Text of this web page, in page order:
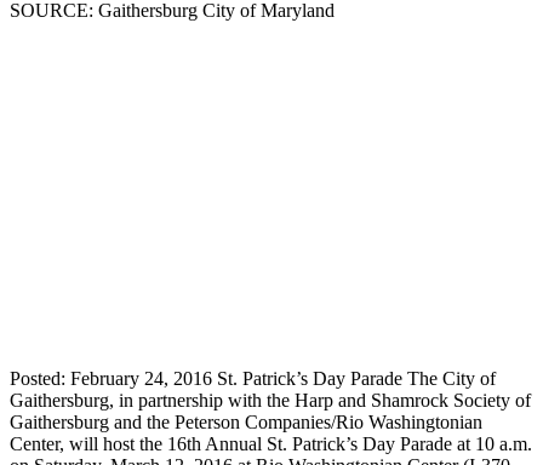
SOURCE: Gaithersburg City of Maryland
Posted: February 24, 2016 St. Patrick’s Day Parade The City of
Gaithersburg, in partnership with the Harp and Shamrock Society of
Gaithersburg and the Peterson Companies/Rio Washingtonian
Center, will host the 16th Annual St. Patrick’s Day Parade at 10 a.m.